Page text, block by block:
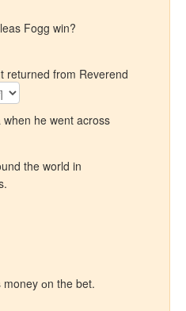
Fogg win?
returned from Reverend
he went across
the world in
оn the bet.